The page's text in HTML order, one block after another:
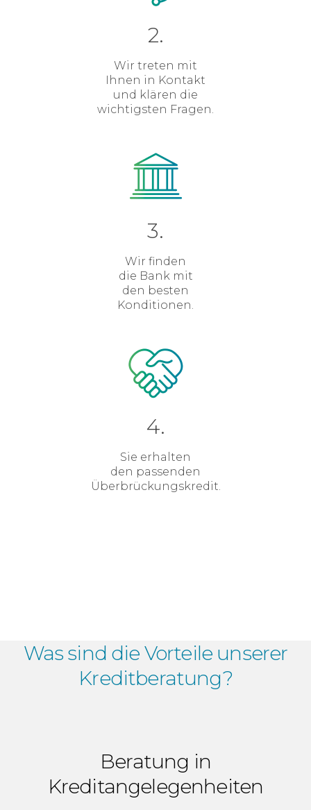
2.
Wir treten mit
Ihnen in Kontakt
und klären die
wichtigsten Fragen.
3.
Wir finden
die Bank mit
den besten
Konditionen.
4.
Sie erhalten
den passenden
Überbrückungskredit.
Was sind die Vorteile unserer
Kreditberatung?
Beratung in
Kreditangelegenheiten